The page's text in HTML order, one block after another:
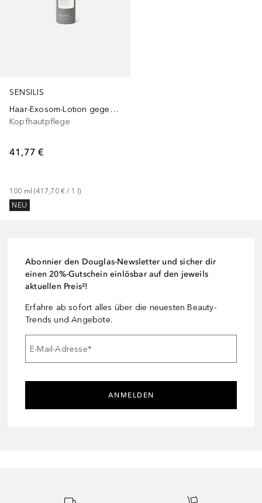
SENSILIS
Haar-Exosom-Lotion gegen Haarausfall
Kopfhautpflege
41,77 €
100 ml (417,70 € / 1 l)
NEU
Abonnier den Douglas-Newsletter und sicher dir
einen 20%-Gutschein einlösbar auf den jeweils
aktuellen Preis²!
Erfahre ab sofort alles über die neuesten Beauty-
Trends und Angebote.
E-Mail-Adresse*
ANMELDEN